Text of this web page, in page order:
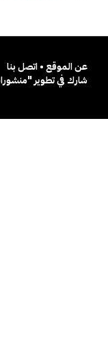
عن الموقع • اتصل بنا
شارك في تطوير